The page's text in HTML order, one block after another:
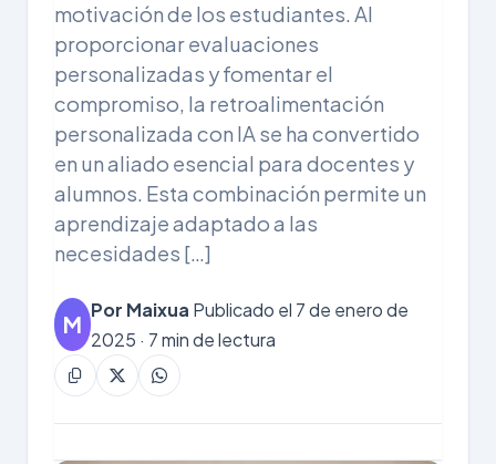
motivación de los estudiantes. Al
proporcionar evaluaciones
personalizadas y fomentar el
compromiso, la retroalimentación
personalizada con IA se ha convertido
en un aliado esencial para docentes y
alumnos. Esta combinación permite un
aprendizaje adaptado a las
necesidades […]
M
Por Maixua Publicado el 7 de enero de
2025 · 7 min de lectura